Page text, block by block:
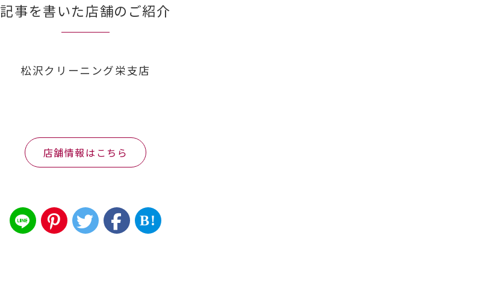
記事を書いた店舗のご紹介
松沢クリーニング栄支店
店舗情報はこちら
B!